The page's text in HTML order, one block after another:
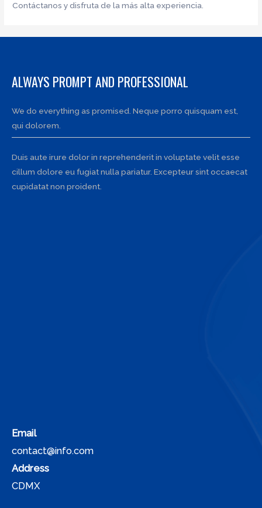
Contáctanos y disfruta de la más alta experiencia.
ALWAYS PROMPT AND PROFESSIONAL
We do everything as promised. Neque porro quisquam est,
qui dolorem.
Duis aute irure dolor in reprehenderit in voluptate velit esse
cillum dolore eu fugiat nulla pariatur. Excepteur sint occaecat
cupidatat non proident.
Email
contact@info.com
Address
CDMX